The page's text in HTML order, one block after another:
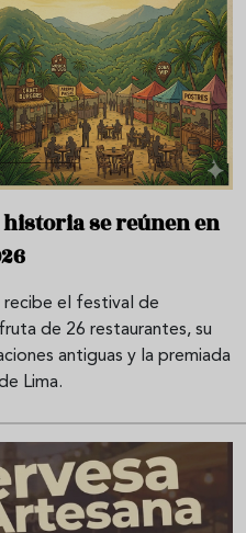
se reúnen en
recibe el festival de
de 26 restaurantes, su
antiguas y la premiada
Lima.